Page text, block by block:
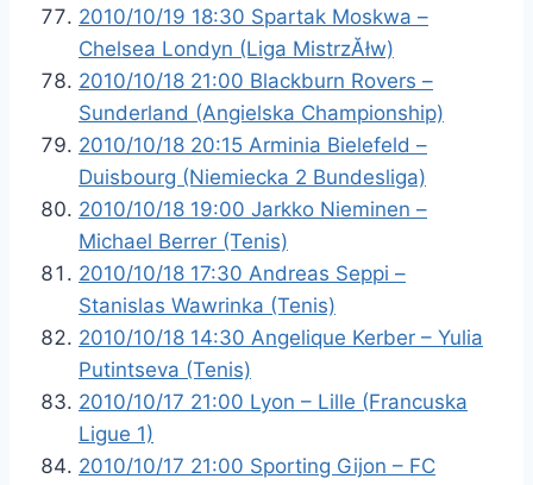
2010/10/19 18:30 Spartak Moskwa –
Chelsea Londyn (Liga MistrzĂłw)
2010/10/18 21:00 Blackburn Rovers –
Sunderland (Angielska Championship)
2010/10/18 20:15 Arminia Bielefeld –
Duisbourg (Niemiecka 2 Bundesliga)
2010/10/18 19:00 Jarkko Nieminen –
Michael Berrer (Tenis)
2010/10/18 17:30 Andreas Seppi –
Stanislas Wawrinka (Tenis)
2010/10/18 14:30 Angelique Kerber – Yulia
Putintseva (Tenis)
2010/10/17 21:00 Lyon – Lille (Francuska
Ligue 1)
2010/10/17 21:00 Sporting Gijon – FC